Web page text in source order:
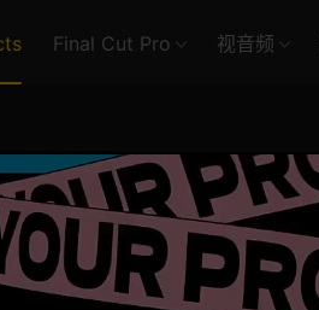
Final Cut Pro 视音频